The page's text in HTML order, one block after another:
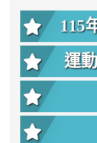
115
運